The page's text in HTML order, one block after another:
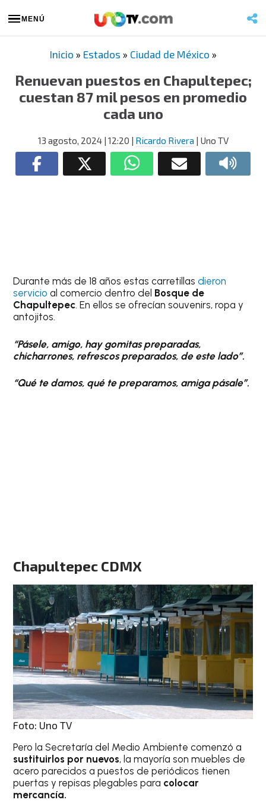
MENÚ
Inicio » Estados » Ciudad de México »
Renuevan puestos en Chapultepec;
cuestan 87 mil pesos en promedio
cada uno
13 agosto, 2024| 12:20 | Ricardo Rivera | Uno TV
Durante más de 18 años estas carretillasdieron
servicio al comercio dentro del Bosque de
Chapultepec. En ellos se ofrecían souvenirs, ropa y
antojitos.
“Pásele, amigo, hay gomitas preparadas,
chicharrones, refrescos preparados, de este lado”.
“Qué te damos, qué te preparamos, amiga pásale”.
Chapultepec CDMX
Foto: Uno TV
Pero la Secretaría del Medio Ambiente comenzó a
sustituirlos por nuevos, la mayoría son muebles de
acero parecidos a puestos de periódicos tienen
puertas y repisas plegables para colocar
mercancía.